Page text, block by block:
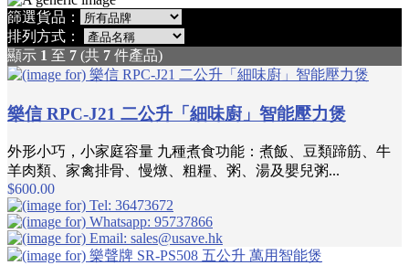
篩選貨品：
排列方式：
顯示 1 至 7 (共 7 件產品)
樂信 RPC-J21 二公升「細味廚」智能壓力煲
外形小巧，小家庭容量 九種煮食功能：煮飯、豆類蹄筋、牛
羊肉類、家禽排骨、慢燉、粗糧、粥、湯及嬰兒粥...
$600.00